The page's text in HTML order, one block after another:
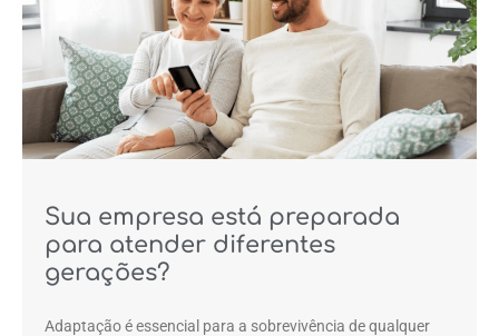
Sua empresa está preparada
para atender diferentes
gerações?
Adaptação é essencial para a sobrevivência de qualquer